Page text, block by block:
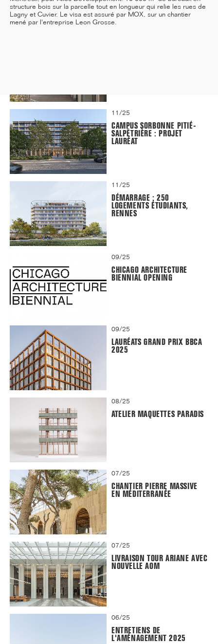
11/25
CAMPUS SORBONNE PITIÉ-
SALPÊTRIÈRE : PROJET
LAURÉAT
11/25
DÉMARRAGE : 250
LOGEMENTS ÉTUDIANTS,
RENNES
09/25
CHICAGO ARCHITECTURE
BIENNIAL OPENING
09/25
LAURÉATS GRAND PRIX BBCA
2025
08/25
ATELIER MAQUETTES PARADIS
07/25
CHANTIER PIERRE MASSIVE
EN MÉDITERRANÉE
07/25
LIVRAISON TOUR ARIANE AVEC
NOUVELLE AOM
06/25
ENTRETIENS DE
L'AMÉNAGEMENT 2025
structure bois sur la parcelle tout en longueur qui relie les rues de
Lagny et Cuvier. Le visa est assuré par MOX, sur un chantier
mené par l'entreprise Leon Grosse.